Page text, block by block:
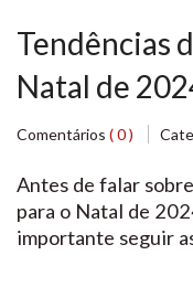
Tendências
Natal de
Comentários ( 0 )
Antes de falar
para o Natal de
importante seguir